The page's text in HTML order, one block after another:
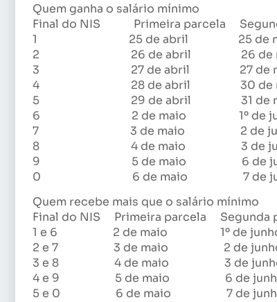
Quem ganha o salário mínimo
Final do NIS Primeira parcela
1 25 de abril 25 de
2 26 de abril 26 de
3 27 de abril 27 de
4 28 de abril 30 de
5 29 de abril 31 de
6 2 de maio 1º de
7 3 de maio 2 de
8 4 de maio 3 de
9 5 de maio 6 de
0 6 de maio 7 de
Quem recebe mais que o salário mínimo
Final do NIS Primeira parcela Segunda
1 e 6 2 de maio 1º de
2 e 7 3 de maio 2 de
3 e 8 4 de maio 3 de
4 e 9 5 de maio 6 de
5 e 0 6 de maio 7 de